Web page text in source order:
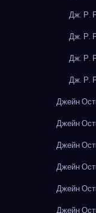
Дж. Р.
Дж. Р.
Дж. Р.
Дж. Р.
Джейн
Джейн
Джейн
Джейн
Джейн
Джейн